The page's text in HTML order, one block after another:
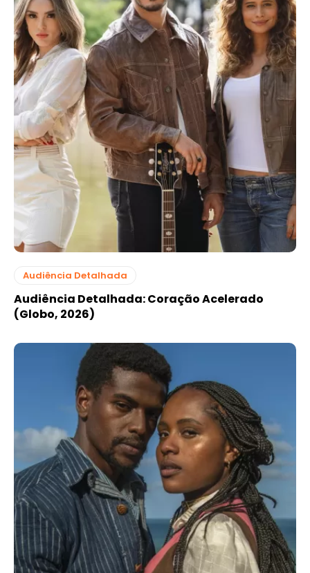
Audiência Detalhada
Audiência Detalhada: Coração Acelerado
(Globo, 2026)